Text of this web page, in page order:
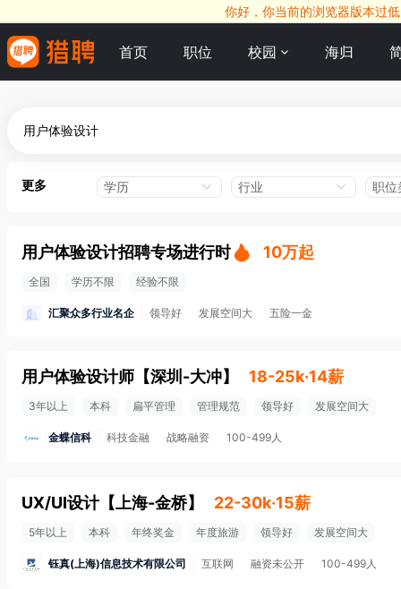
你好，你当前的浏览器版本过
首页 职位 校园 海归
更多 学历 行业 职位
用户体验设计招聘专场进行时 10万起
全国 学历不限 经验不限
汇聚众多行业名企 领导好 发展空间大 五险一金
用户体验设计师 【深圳-大冲】 18-25k·14薪
3年以上 本科 扁平管理 管理规范 领导好 发展空间大
金蝶信科 科技金融 战略融资 100-499人
UX/UI设计 【 上海-金桥】 22-30k·15薪
5年以上 本科 年终奖金 年度旅游 领导好 发展空间大
钰真(上海)信息技术有限公司 互联网 融资未公开 100-499人